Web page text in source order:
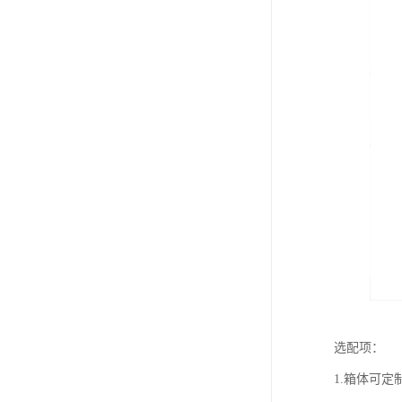
选配项：
1.箱体可定